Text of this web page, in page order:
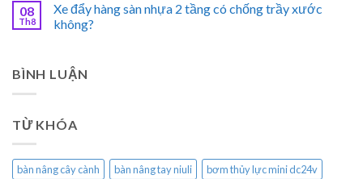
08
Th8
Xe đẩy hàng sàn nhựa 2 tầng có chống trầy xước
không?
BÌNH LUẬN
TỪ KHÓA
bàn nâng cây cành bàn nâng tay niuli
bơm thủy lực mini dc24v